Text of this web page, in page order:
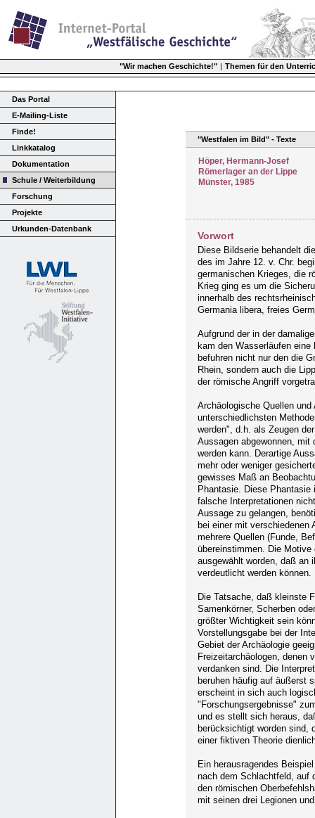
"Wir machen Geschichte!" | Themen für den
Das Portal
E-Mailing-Liste
Finde!
Linkkatalog
Dokumentation
Schule / Weiterbildung
Forschung
Projekte
Urkunden-Datenbank
"Westfalen im Bild" - Texte
Höper, Hermann-Josef
Römerlager an der Lippe
Münster, 1985
Vorwort
Diese Bildserie behandelt
des im Jahre 12. v. Chr.
germanischen Krieges, die
Krieg ging es um die
innerhalb des
Germania libera, freies
Aufgrund der in der
kam den Wasserläufen
befuhren nicht nur den die
Rhein, sondern auch die
der römische Angriff
Archäologische Quellen
unterschiedlichsten
werden", d.h. als Zeugen
Aussagen abgewonnen, mit
werden kann. Derartige
mehr oder weniger
gewisses Maß an
Phantasie. Diese
falsche Interpretationen
Aussage zu gelangen,
bei einer mit verschiedenen
mehrere Quellen (Funde,
übereinstimmen. Die
ausgewählt worden, daß an
verdeutlicht werden können.
Die Tatsache, daß kleinste
Samenkörner, Scherben
größter Wichtigkeit sein
Vorstellungsgabe bei der
Gebiet der Archäologie
Freizeitarchäologen, denen
verdanken sind. Die
beruhen häufig auf äußerst
erscheint in sich auch
"Forschungsergebnisse"
und es stellt sich heraus,
berücksichtigt worden sind,
einer fiktiven Theorie
Ein herausragendes
nach dem Schlachtfeld, auf
den römischen
mit seinen drei Legionen